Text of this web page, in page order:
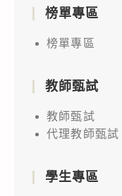
榜單專區
榜單專區
教師甄試
教師甄試
代理教師甄試
學生專區